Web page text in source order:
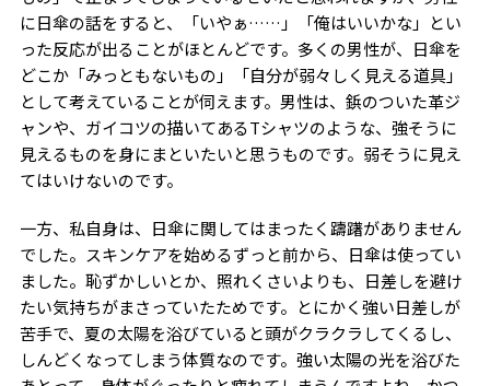
に日傘の話をすると、「いやぁ……」「俺はいいかな」とい
った反応が出ることがほとんどです。多くの男性が、日傘を
どこか「みっともないもの」「自分が弱々しく見える道具」
として考えていることが伺えます。男性は、鋲のついた革ジ
ャンや、ガイコツの描いてあるTシャツのような、強そうに
見えるものを身にまといたいと思うものです。弱そうに見え
てはいけないのです。
一方、私自身は、日傘に関してはまったく躊躇がありません
でした。スキンケアを始めるずっと前から、日傘は使ってい
ました。恥ずかしいとか、照れくさいよりも、日差しを避け
たい気持ちがまさっていたためです。とにかく強い日差しが
苦手で、夏の太陽を浴びていると頭がクラクラしてくるし、
しんどくなってしまう体質なのです。強い太陽の光を浴びた